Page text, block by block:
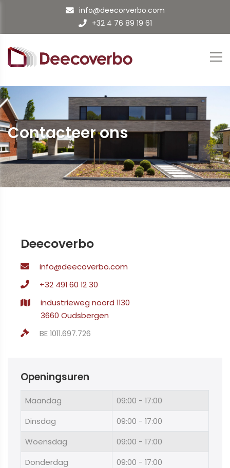
info@deecorverbo.com
+32 4 76 89 19 61
Contacteer ons
Deecoverbo
info@deecoverbo.com
+32 491 60 12 30
industrieweg noord 1130
3660 Oudsbergen
BE 1011.697.726
Openingsuren
Maandag
09:00 - 17:00
Dinsdag
09:00 - 17:00
Woensdag
09:00 - 17:00
Donderdag
09:00 - 17:00